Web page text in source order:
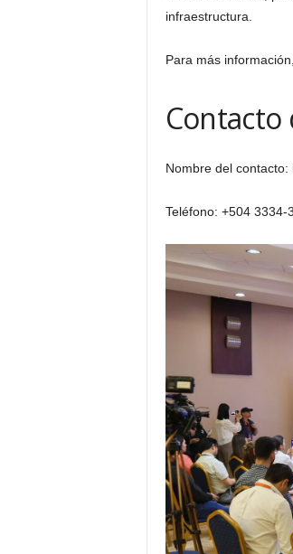
infraestructura.
Para más
Contacto
Nombre del contacto:
Teléfono: +504 3334-